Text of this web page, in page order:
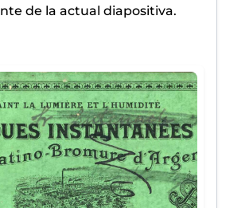
de la actual diapositiva.